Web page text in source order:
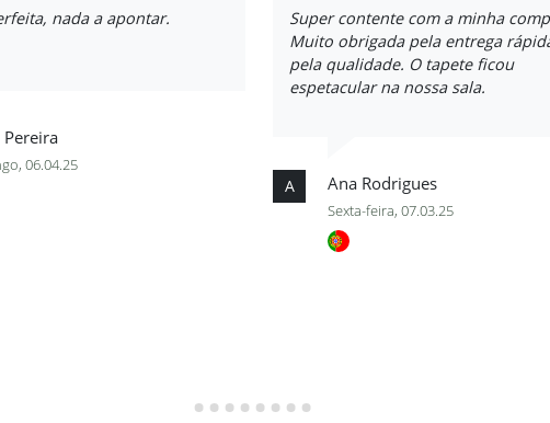
nada a apontar.
Pereira
06.04.25
Super contente com a minha
Muito obrigada pela entrega
pela qualidade. O tapete ficou
espetacular na nossa sala.
A Ana Rodrigues
Sexta-feira, 07.03.25